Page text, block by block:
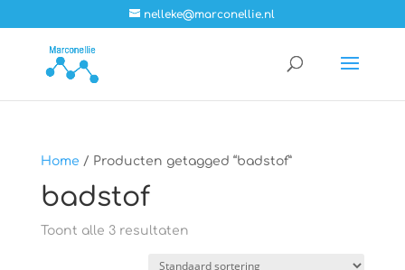
nelleke@marconellie.nl
Home / Producten getagged “badstof”
badstof
Toont alle 3 resultaten